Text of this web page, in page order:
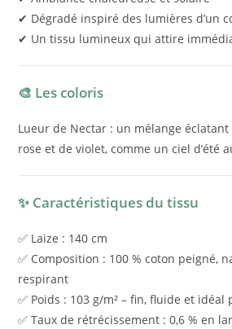
✔ Dégradé inspiré des lumières d’un
✔ Un tissu lumineux qui attire
🎨 Les coloris
Lueur de Nectar : un mélange éclatant
rose et de violet, comme un ciel d’été
✨ Caractéristiques du tissu
✅ Laize : 140 cm
✅ Composition : 100 % coton peigné,
respirant
✅ Poids : 103 g/m² – fin, fluide et idéal
✅ Taux de rétrécissement : 0,6 % en